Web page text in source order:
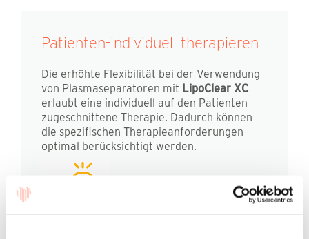
Patienten-individuell therapieren
Die erhöhte Flexibilität bei der Verwendung
von Plasmaseparatoren mit LipoClear XC
erlaubt eine individuell auf den Patienten
zugeschnittene Therapie. Dadurch können
die spezifischen Therapieanforderungen
optimal berücksichtigt werden.
Die folgenden Informationen sind nur